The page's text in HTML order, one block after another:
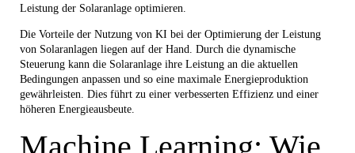
Leistung der Solaranlage optimieren.
Die Vorteile der Nutzung von KI bei der Optimierung der Leistung
von Solaranlagen liegen auf der Hand. Durch die dynamische
Steuerung kann die Solaranlage ihre Leistung an die aktuellen
Bedingungen anpassen und so eine maximale Energieproduktion
gewährleisten. Dies führt zu einer verbesserten Effizienz und einer
höheren Energieausbeute.